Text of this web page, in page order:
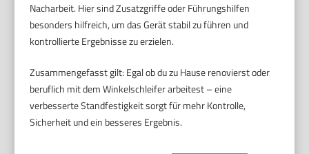
Nacharbeit. Hier sind Zusatzgriffe oder Führungshilfen
besonders hilfreich, um das Gerät stabil zu führen und
kontrollierte Ergebnisse zu erzielen.
Zusammengefasst gilt: Egal ob du zu Hause renovierst oder
beruflich mit dem Winkelschleifer arbeitest – eine
verbesserte Standfestigkeit sorgt für mehr Kontrolle,
Sicherheit und ein besseres Ergebnis.